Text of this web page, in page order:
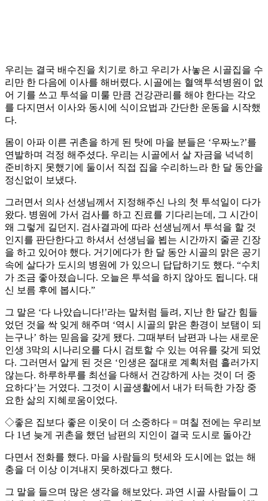
우리는 결국 배수진을 치기로 하고 우리가 사놓은 시골집을 수
리만 한 다음에 이사를 해버렸다. 시골에는 혈액투석병원이 없
어 기를 쓰고 투석을 미룰 만큼 건강관리를 해야 한다는 각오
를 다지면서 이사와 동시에 식이요법과 간단한 운동을 시작했
다.
몸이 아파 이른 귀촌을 하게 된 탓에 마을 분들은 ‘우짜노?’를
연발하며 걱정 해주셨다. 우리는 시골에서 살 자금을 넉넉히
준비하지 못했기에 둘이서 직접 집을 수리하느라 한 달 동안을
정신없이 보냈다.
그러면서 의사 선생님께서 지정해주신 나의 첫 투석일이 다가
왔다. 병원에 가서 검사를 하고 진료를 기다리는데, 그 시간이
왜 그렇게 길던지. 검사결과에 따라 선생님께서 투석을 할 것
인지를 판단한다고 하셔서 선생님을 뵙는 시간까지 줄곧 긴장
을 하고 있어야 했다. 거기에다가 한 달 동안 시골의 맑은 공기
속에 살다가 도시의 병원에 가 있으니 답답하기도 했다. “수치
가 조금 좋아졌습니다. 오늘은 투석을 하지 않아도 됩니다. 대
신 보름 후에 봅시다.”
그 말은 ‘다 나았습니다!’라는 말처럼 들려, 지난 한 달간 힘들
었던 것을 싹 잊게 해주며 ‘역시 시골의 맑은 환경이 보탬이 되
는구나’ 하는 믿음을 갖게 됐다. 그때부터 남편과 나는 새로운
인생 3막의 시나리오를 다시 검토할 수 있는 여유를 갖게 되었
다. 그러면서 알게 된 것은 ‘인생은 절대로 계획처럼 흘러가지
않는다. 하루하루를 최선을 다해서 건강하게 사는 것이 더 중
요하다’는 거였다. 그것이 시골생활에서 내가 터득한 가장 중
요한 삶의 지혜로움이었다.
◇좋은 집보다 좋은 이웃이 더 소중하다 = 며칠 전에는 우리보
다 1년 늦게 귀촌을 했던 남편의 지인이 결국 도시로 돌아간
다면서 전화를 했다. 마을 사람들의 텃세와 도시에는 없는 해
충을 더 이상 이겨내지 못하겠다고 했다.
그 말을 들으며 많은 생각을 해보았다. 과연 시골 사람들이 그